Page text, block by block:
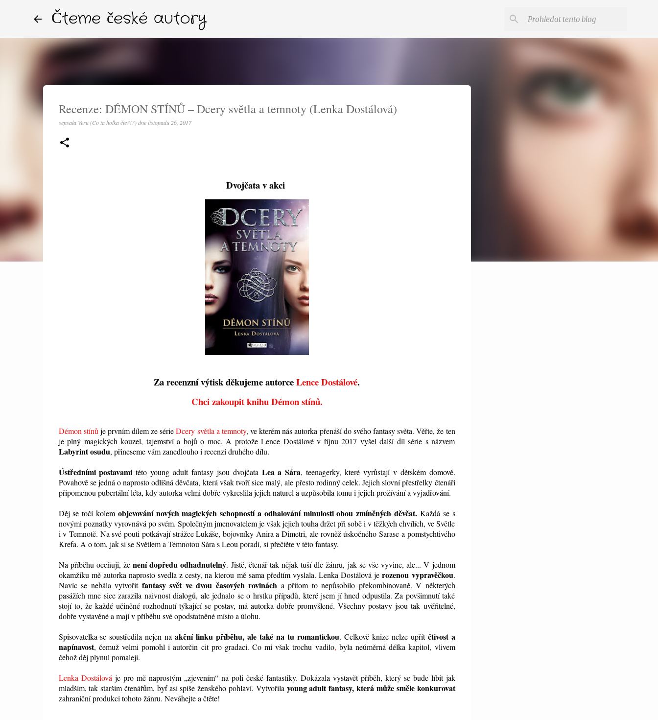
Čteme české autory
Recenze: DÉMON STÍNŮ – Dcery světla a temnoty (Lenka Dostálová)
sepsala Veru (Co ta holka čte?!?) dnelistopadu 26, 2017
Dvojčata v akci
Za recenzní výtisk děkujeme autorceLence Dostálové.
Chci zakoupit knihu Démon stínů.
Démon stínůje prvním dílem ze sérieDcery světla a temnoty, ve kterém nás autorka přenáší do svého fantasy světa. Věřte, že ten
je plný magických kouzel, tajemství a bojů o moc. A protože Lence Dostálové v říjnu 2017 vyšel další díl série s názvem
Labyrint osudu, přineseme vámzanedlouhoi recenzidruhého dílu.
Ústředními postavamitéto young adult fantasy jsou dvojčata Lea a Sára, teenagerky, které vyrůstají v dětském domově.
Povahově se jedná o naprosto odlišná děvčata, která však tvoří sice malý, ale přesto rodinný celek. Jejich slovní přestřelky čtenáři
připomenou pubertální léta, kdy autorka velmi dobře vykreslila jejich naturel a uzpůsobila tomu i jejich prožívání a vyjadřování.
Děj se točí kolem objevování nových magických schopností a odhalování minulosti obou zmíněných děvčat. Každá se s
novými poznatky vyrovnává po svém. Společným jmenovatelem je však jejich touha držet při sobě i v těžkých chvílích, ve Světle
i v Temnotě. Na své pouti potkávají strážce Lukáše, bojovníky Anira a Dimetri, ale rovněž úskočného Sarase a pomstychtivého
Krefa. A o tom, jak si se Světlem a Temnotou Sára s Leou poradí, si přečtěte v této fantasy.
Na příběhu oceňuji, ženení dopředu odhadnutelný. Jistě, čtenář tak nějak tuší dle žánru, jak se vše vyvine, ale... V jednom
okamžiku mě autorka naprosto svedla z cesty, na kterou mě sama předtím vyslala. Lenka Dostálová je rozenou vypravěčkou.
Navíc se nebála vytvořit fantasy svět ve dvou časových rovinách a přitom to nepůsobilo překombinovaně. V některých
pasážích mne sice zarazila naivnost dialogů, ale jednalo se o hrstku případů, které jsem jí hned odpustila. Za povšimnutí také
stojí to, že každé učiněné rozhodnutí týkající se postav, má autorka dobře promyšlené. Všechny postavy jsou tak uvěřitelné,
dobře vystavěné a mají v příběhu své opodstatněné místo a úlohu.
Spisovatelka se soustředila nejen naakční linku příběhu, ale také na tu romantickou. Celkově knize nelze upřít čtivost a
napínavost, čemuž velmi pomohl i autorčin cit pro gradaci. Co mi však trochu vadilo, byla neúměrná délka kapitol, vlivem
čehož děj plynul pomaleji.
Lenka Dostálováje pro mě naprostým „zjevením“ na poli české fantastiky. Dokázala vystavět příběh, který se bude líbit jak
mladším, tak starším čtenářům, byť asi spíše ženského pohlaví. Vytvořila young adult fantasy, která může směle konkurovat
zahraniční produkci tohoto žánru. Neváhejte a čtěte!